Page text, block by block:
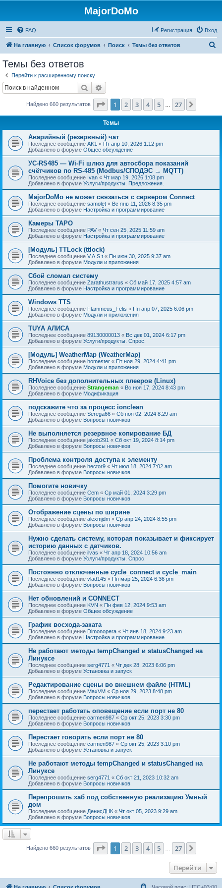
MajorDoMo
FAQ Вход
Регистрация
На главную Список форумов Поиск Темы без ответов
Темы без ответов
Перейти к расширенному поиску
Поиск
Найдено 660 результатов Страница из 27
1 2 3 4 5 27
Темы
Аварийный (резервный) чат
Последнее сообщение AK1 « Пт апр 10, 2026 1:12 pm
Добавлено в форуме Общее обсуждение
УС-RS485 — Wi-Fi шлюз для автосбора показаний
счётчиков по RS-485 (Modbus/СПОДЭС → MQTT)
Последнее сообщение Ivan « Чт мар 19, 2026 1:08 pm
Добавлено в форуме Услуги/продукты. Предложения.
MajorDoMo не может связаться с сервером Connect
Последнее сообщение samolet « Вс янв 11, 2026 8:35 pm
Добавлено в форуме Настройка и программирование
Камеры TAPO
Последнее сообщение PAV « Чт сен 25, 2025 11:59 am
Добавлено в форуме Настройка и программирование
[Модуль] TTLock (ttlock)
Последнее сообщение V.A.S.t « Пн июн 30, 2025 9:37 am
Добавлено в форуме Модули и приложения
Сбой сломал систему
Последнее сообщение Zarathustrarus « Сб май 17, 2025 4:57 am
Добавлено в форуме Настройка и программирование
Windows TTS
Последнее сообщение Flammeus_Felis « Пн апр 07, 2025 6:06 pm
Добавлено в форуме Модули и приложения
TUYA АЛИСА
Последнее сообщение 89130000013 « Вс дек 01, 2024 6:17 pm
Добавлено в форуме Услуги/продукты. Спрос.
[Модуль] WeatherMap (WeatherMap)
Последнее сообщение homester « Пт ноя 29, 2024 4:41 pm
Добавлено в форуме Модули и приложения
RHVoice без дополнительных плееров (Linux)
Последнее сообщение Strangeman « Вс ноя 17, 2024 8:43 pm
Добавлено в форуме Модификация
подскажите что за процесс ionclean
Последнее сообщение Serega66 « Сб ноя 02, 2024 8:29 am
Добавлено в форуме Вопросы новичков
Не выполняется резервное копирование БД
Последнее сообщение jakob291 « Сб окт 19, 2024 8:14 pm
Добавлено в форуме Вопросы новичков
Проблема контроля доступа к элементу
Последнее сообщение hector9 « Чт июл 18, 2024 7:02 am
Добавлено в форуме Вопросы новичков
Помогите новичку
Последнее сообщение Cem « Ср май 01, 2024 3:29 pm
Добавлено в форуме Вопросы новичков
Отображение сцены по ширине
Последнее сообщение alexmjdm « Ср апр 24, 2024 8:55 pm
Добавлено в форуме Вопросы новичков
Нужно сделать систему, которая показывает и фиксирует
историю данных с датчиков.
Последнее сообщение ilvas « Чт апр 18, 2024 10:56 am
Добавлено в форуме Услуги/продукты. Спрос.
Постоянно отключенные cycle_connect и cycle_main
Последнее сообщение vlad145 « Пн мар 25, 2024 6:36 pm
Добавлено в форуме Вопросы новичков
Нет обновлений и CONNECT
Последнее сообщение KVN « Пн фев 12, 2024 9:53 am
Добавлено в форуме Общее обсуждение
График восхода-заката
Последнее сообщение Dimonopera « Чт янв 18, 2024 9:23 am
Добавлено в форуме Настройка и программирование
Не работают методы tempChanged и statusChanged на
Линуксе
Последнее сообщение serg4771 « Чт дек 28, 2023 6:06 pm
Добавлено в форуме Установка и запуск
Редактирование сцены во внешнем файле (HTML)
Последнее сообщение MaxVM « Ср ноя 29, 2023 8:48 pm
Добавлено в форуме Вопросы новичков
перестает работать оповещение если порт не 80
Последнее сообщение carmen987 « Ср окт 25, 2023 3:30 pm
Добавлено в форуме Вопросы новичков
Перестает говорить если порт не 80
Последнее сообщение carmen987 « Ср окт 25, 2023 3:10 pm
Добавлено в форуме Установка и запуск
Не работают методы tempChanged и statusChanged на
Линуксе
Последнее сообщение serg4771 « Сб окт 21, 2023 10:32 am
Добавлено в форуме Вопросы новичков
Перепрошить хаб под собственную реализацию Умный
дом
Последнее сообщение ДенисДНК « Чт окт 05, 2023 9:29 am
Добавлено в форуме Вопросы новичков
Найдено 660 результатов Страница из 27
1 2 3 4 5 27
Перейти
На главную Список форумов Часовой пояс: UTC+03:00